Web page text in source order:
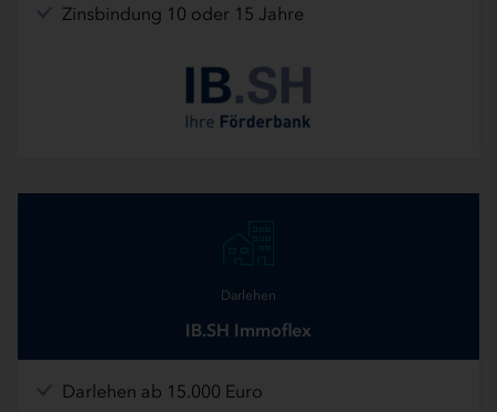
Zinsbindung 10 oder 15 Jahre
Darlehen
IB.SH Immoflex
Darlehen ab 15.000 Euro